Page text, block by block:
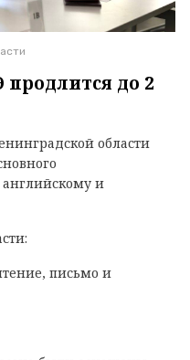
до 2
области
английскому и
письмо и